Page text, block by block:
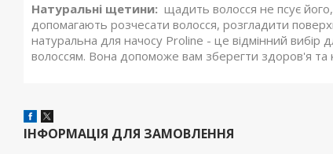
Натуральні щетини: щадить волосся не псує
допомагають розчесати волосся, розгладити
натуральна для начосу Proline - це відмінний вибір
волоссям. Вона допоможе вам зберегти здоров'я та
ІНФОРМАЦІЯ ДЛЯ ЗАМОВЛЕННЯ